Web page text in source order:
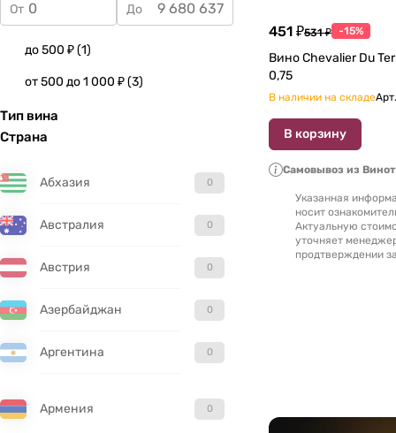
От До
до 500 ₽(1)
от 500 до 1 000 ₽(3)
Тип вина
Страна
Абхазия 0
Австралия 0
Австрия 0
Азербайджан 0
Аргентина 0
Армения 0
451 ₽531 ₽ -15%
Вино Chevalier Du
0,75
В наличии на складеАрт.
В корзину
Самовывоз из
Указанная
носит
Актуальную
уточняет
продтверждении